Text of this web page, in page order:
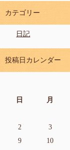
カテゴリー
日記
投稿日カレンダー
日 月
2
3
9
10